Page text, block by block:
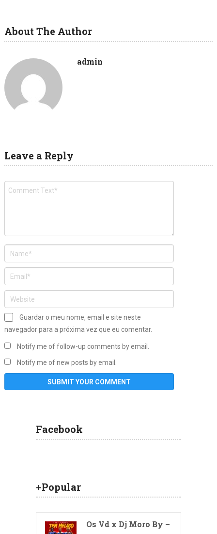
About The Author
admin
Leave a Reply
Guardar o meu nome, email e site neste
navegador para a próxima vez que eu comentar.
Notify me of follow-up comments by email.
Notify me of new posts by email.
Facebook
+Popular
Os Vd x Dj Moro By –